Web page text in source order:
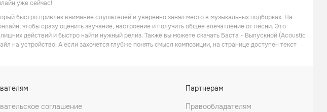
уже сейчас!
быстро привлек внимание слушателей и уверенно занял место в музыкальных подборках. На
чтобы сразу оценить звучание, настроение и получить общее впечатление от песни. Это
действий и быстро найти нужный релиз. Также вы можете скачать Баста - Выпускной (Acoustic
на устройство. А если захочется глубже понять смысл композиции, на странице доступен текст
соглашение
Партнерам
Правообладателям